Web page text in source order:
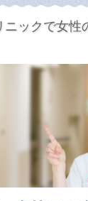
ックで女性